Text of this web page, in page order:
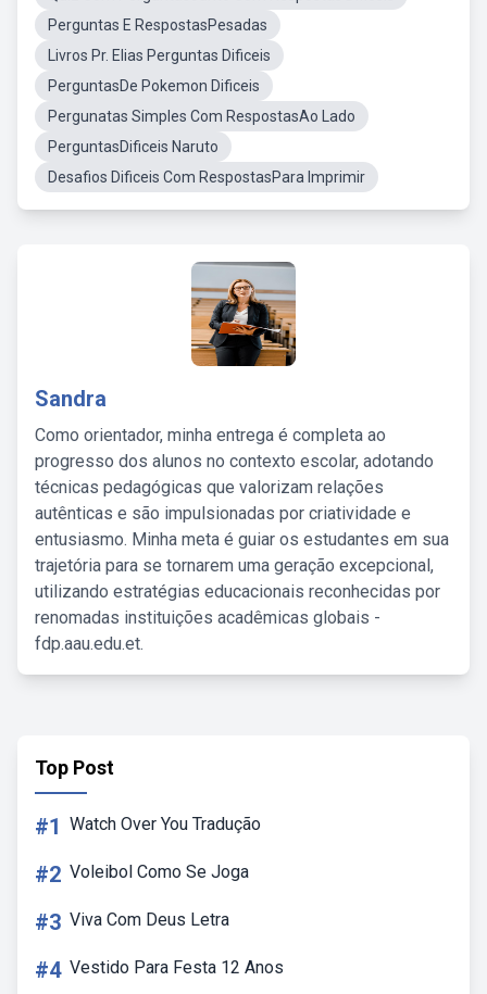
Perguntas E RespostasPesadas
Livros Pr. Elias Perguntas Dificeis
PerguntasDe Pokemon Dificeis
Pergunatas Simples Com RespostasAo Lado
PerguntasDificeis Naruto
Desafios Dificeis Com RespostasPara Imprimir
Sandra
Como orientador, minha entrega é completa ao
progresso dos alunos no contexto escolar, adotando
técnicas pedagógicas que valorizam relações
autênticas e são impulsionadas por criatividade e
entusiasmo. Minha meta é guiar os estudantes em sua
trajetória para se tornarem uma geração excepcional,
utilizando estratégias educacionais reconhecidas por
renomadas instituições acadêmicas globais -
fdp.aau.edu.et.
Top Post
#1 Watch Over You Tradução
#2 Voleibol Como Se Joga
#3 Viva Com Deus Letra
#4 Vestido Para Festa 12 Anos